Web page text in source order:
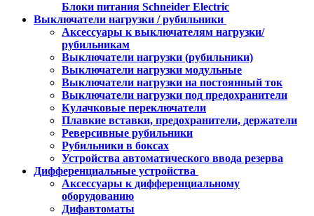
Блоки питания Schneider Electric
Выключатели нагрузки / рубильники
Аксессуары к выключателям нагрузки/
рубильникам
Выключатели нагрузки (рубильники)
Выключатели нагрузки модульные
Выключатели нагрузки на постоянный ток
Выключатели нагрузки под предохранители
Кулачковые переключатели
Плавкие вставки, предохранители, держатели
Реверсивные рубильники
Рубильники в боксах
Устройства автоматического ввода резерва
Дифференциальные устройства
Аксессуары к дифференциальному
оборудованию
Дифавтоматы